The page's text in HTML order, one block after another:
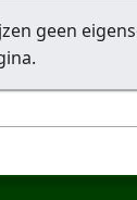
geen